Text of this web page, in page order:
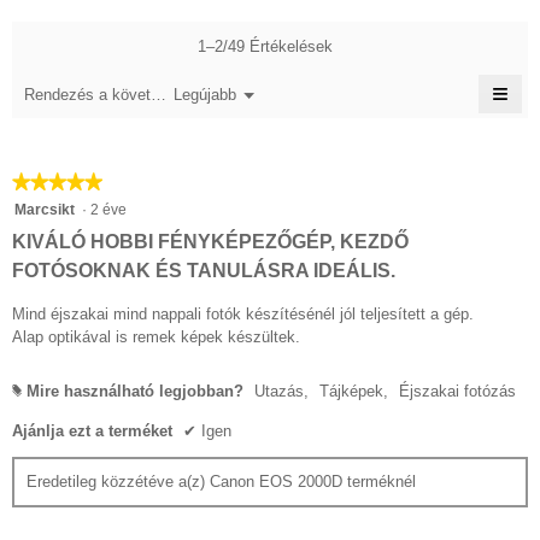
1–2/49 Értékelések
Rendezés a következő szerint:: Legújabb ▼
Menü ≡
★★★★★
★★★★★
5/5
csillag.
Marcsikt · 2 éve
KIVÁLÓ HOBBI FÉNYKÉPEZŐGÉP, KEZDŐ
FOTÓSOKNAK ÉS TANULÁSRA IDEÁLIS.
Mind éjszakai mind nappali fotók készítésénél jól teljesített a gép.
Alap optikával is remek képek készültek.
# Mire használható legjobban? Utazás, Tájképek, Éjszakai fotózás
Ajánlja ezt a terméket ✔ Igen
Eredetileg közzétéve a(z) Canon EOS 2000D terméknél